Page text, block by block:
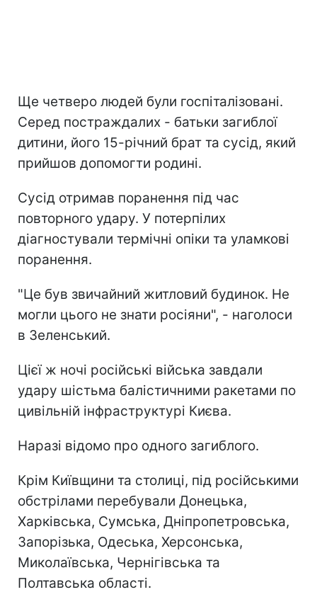
Ще четверо людей були госпіталізовані.
Серед постраждалих - батьки загиблої
дитини, його 15-річний брат та сусід, який
прийшов допомогти родині.
Сусід отримав поранення під час
повторного удару. У потерпілих
діагностували термічні опіки та уламкові
поранення.
"Це був звичайний житловий будинок. Не
могли цього не знати росіяни", - наголоси
в Зеленський.
Цієї ж ночі російські війська завдали
удару шістьма балістичними ракетами по
цивільній інфраструктурі Києва.
Наразі відомо про одного загиблого.
Крім Київщини та столиці, під російськими
обстрілами перебували Донецька,
Харківська, Сумська, Дніпропетровська,
Запорізька, Одеська, Херсонська,
Миколаївська, Чернігівська та
Полтавська області.